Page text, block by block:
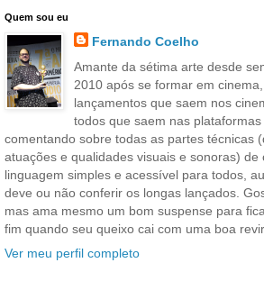
Quem sou eu
Fernando Coelho
Amante da sétima arte desde
2010 após se formar em
lançamentos que saem nos
todos que saem nas plataformas
comentando sobre todas as partes técnicas
atuações e qualidades visuais e sonoras) de
linguagem simples e acessível para todos,
deve ou não conferir os longas lançados.
mas ama mesmo um bom suspense para
fim quando seu queixo cai com uma boa
Ver meu perfil completo